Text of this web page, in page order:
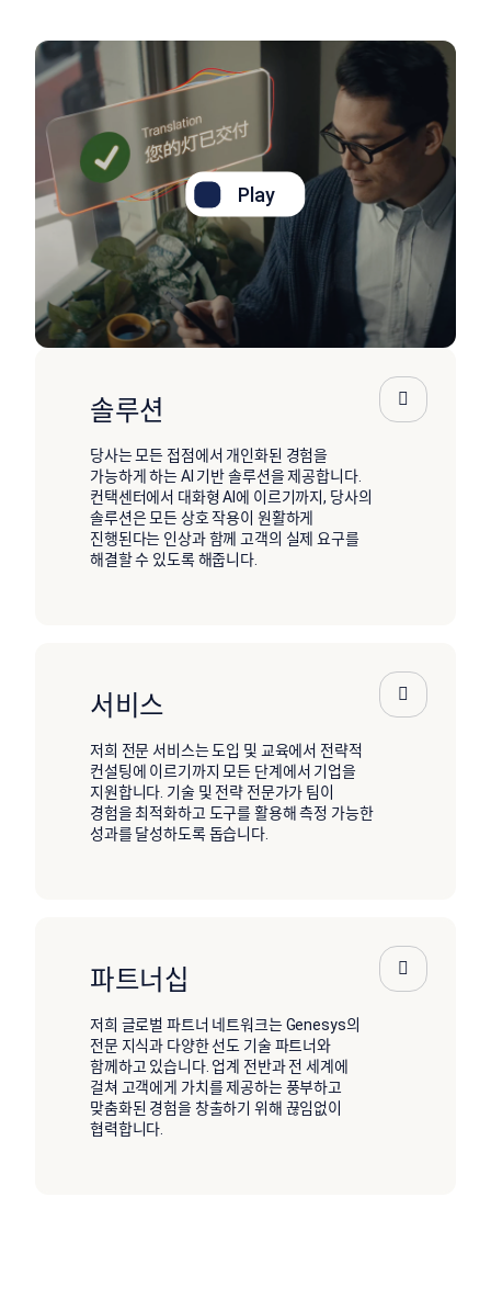
Play
솔루션
당사는 모든 접점에서 개인화된 경험을
가능하게 하는 AI 기반 솔루션을 제공합니다.
컨택센터에서 대화형 AI에 이르기까지, 당사의
솔루션은 모든 상호 작용이 원활하게
진행된다는 인상과 함께 고객의 실제 요구를
해결할 수 있도록 해줍니다.
서비스
저희 전문 서비스는 도입 및 교육에서 전략적
컨설팅에 이르기까지 모든 단계에서 기업을
지원합니다. 기술 및 전략 전문가가 팀이
경험을 최적화하고 도구를 활용해 측정 가능한
성과를 달성하도록 돕습니다.
파트너십
저희 글로벌 파트너 네트워크는 Genesys의
전문 지식과 다양한 선도 기술 파트너와
함께하고 있습니다. 업계 전반과 전 세계에
걸쳐 고객에게 가치를 제공하는 풍부하고
맞춤화된 경험을 창출하기 위해 끊임없이
협력합니다.